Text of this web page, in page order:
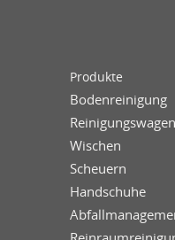
Produkte
Bodenreinigung
Reinigungswagen
Wischen
Scheuern
Handschuhe